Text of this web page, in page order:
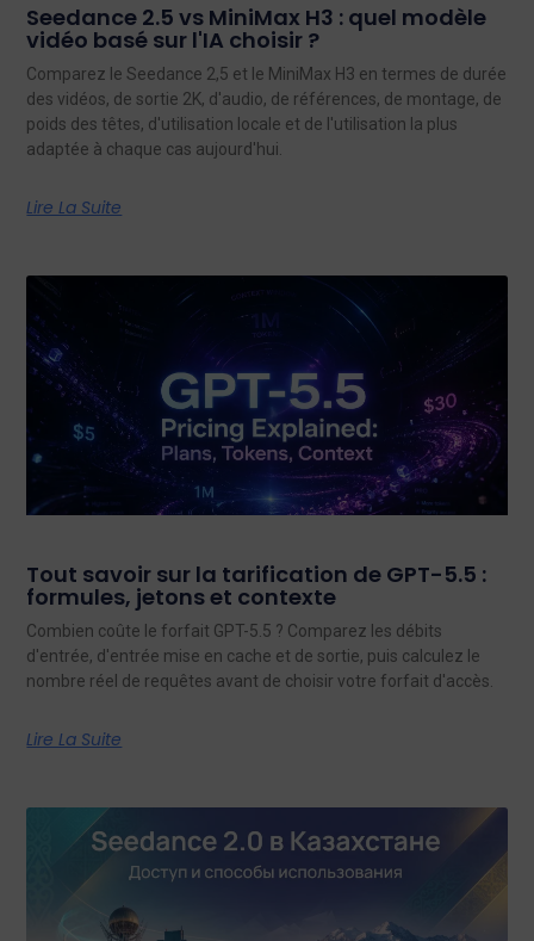
Seedance 2.5 vs MiniMax H3 : quel modèle
vidéo basé sur l'IA choisir ?
Comparez le Seedance 2,5 et le MiniMax H3 en termes de durée
des vidéos, de sortie 2K, d'audio, de références, de montage, de
poids des têtes, d'utilisation locale et de l'utilisation la plus
adaptée à chaque cas aujourd'hui.
Lire La Suite
Tout savoir sur la tarification de GPT-5.5 :
formules, jetons et contexte
Combien coûte le forfait GPT-5.5 ? Comparez les débits
d'entrée, d'entrée mise en cache et de sortie, puis calculez le
nombre réel de requêtes avant de choisir votre forfait d'accès.
Lire La Suite